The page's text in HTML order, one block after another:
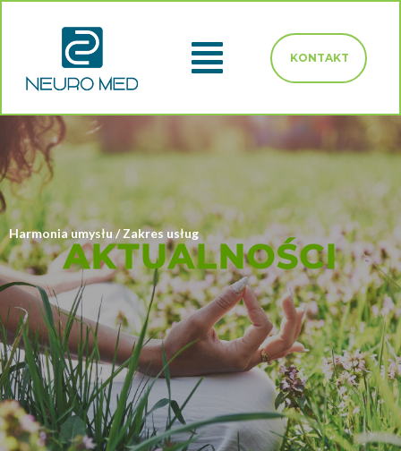
KONTAKT
Harmonia umysłu / Zakres usług
AKTUALNOŚCI